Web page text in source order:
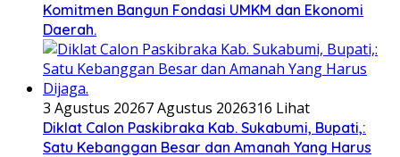
Komitmen Bangun Fondasi UMKM dan Ekonomi
Daerah.
3 Agustus 20267 Agustus 2026316 Lihat
Diklat Calon Paskibraka Kab. Sukabumi, Bupati,:
Satu Kebanggan Besar dan Amanah Yang Harus